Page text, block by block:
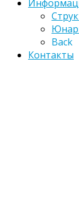
Back
Контакты